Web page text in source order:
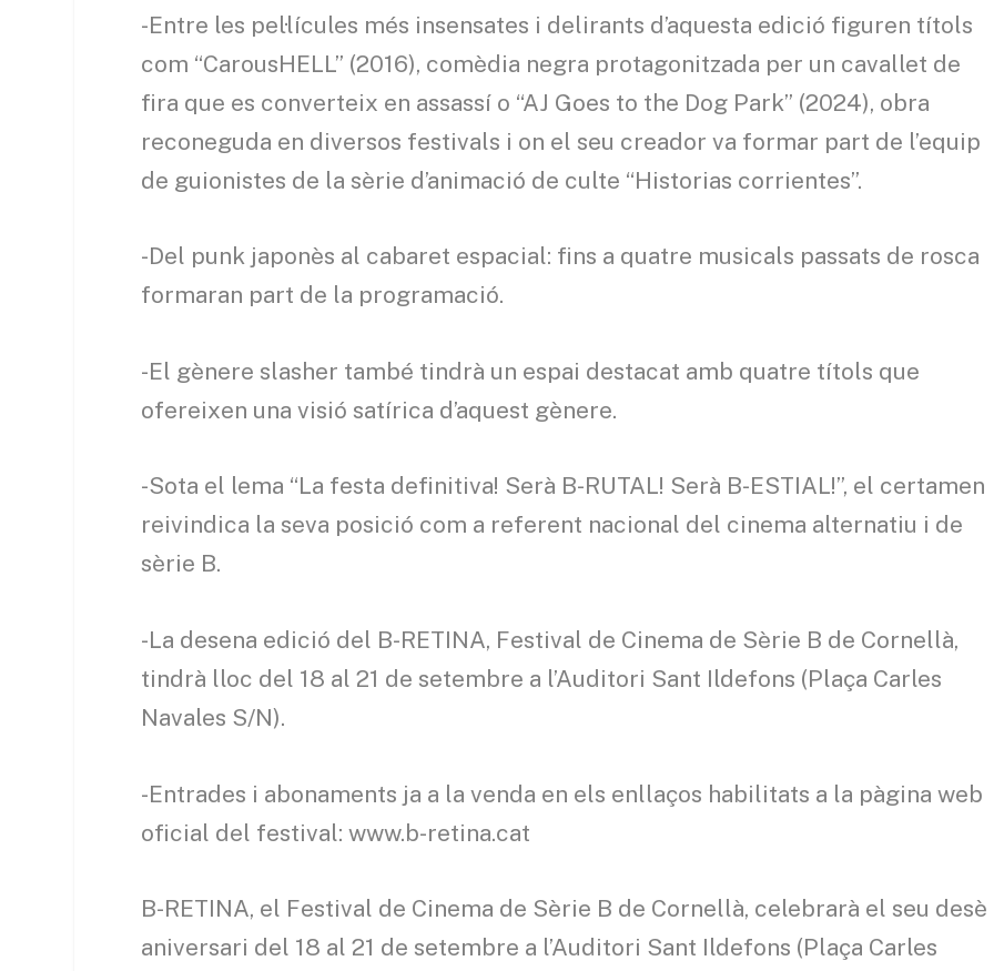
-Entre les pel·lícules més insensates i delirants d’aquesta edició figuren títols
com “CarousHELL” (2016), comèdia negra protagonitzada per un cavallet de
fira que es converteix en assassí o “AJ Goes to the Dog Park” (2024), obra
reconeguda en diversos festivals i on el seu creador va formar part de l’equip
de guionistes de la sèrie d’animació de culte “Historias corrientes”.
-Del punk japonès al cabaret espacial: fins a quatre musicals passats de rosca
formaran part de la programació.
-El gènere slasher també tindrà un espai destacat amb quatre títols que
ofereixen una visió satírica d’aquest gènere.
-Sota el lema “La festa definitiva! Serà B-RUTAL! Serà B-ESTIAL!”, el certamen
reivindica la seva posició com a referent nacional del cinema alternatiu i de
sèrie B.
-La desena edició del B-RETINA, Festival de Cinema de Sèrie B de Cornellà,
tindrà lloc del 18 al 21 de setembre a l’Auditori Sant Ildefons (Plaça Carles
Navales S/N).
-Entrades i abonaments ja a la venda en els enllaços habilitats a la pàgina web
oficial del festival: www.b-retina.cat
B-RETINA, el Festival de Cinema de Sèrie B de Cornellà, celebrarà el seu desè
aniversari del 18 al 21 de setembre a l’Auditori Sant Ildefons (Plaça Carles